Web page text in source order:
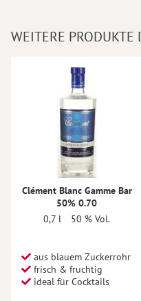
WEITERE PRODUKTE
Clément Blanc Gamme Bar
50% 0.70
0,7 l
50 % Vol.
aus blauem Zuckerrohr
frisch & fruchtig
ideal für Cocktails